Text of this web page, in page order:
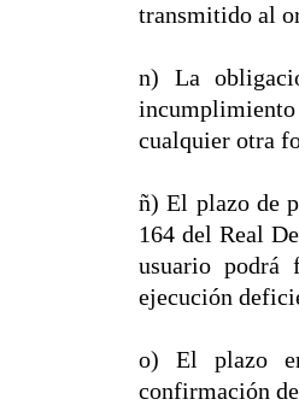
transmitido al
n) La
cualquier otra
ñ) El plazo de
164 del Real
usuario podrá
ejecución
o) El plazo
confirmación